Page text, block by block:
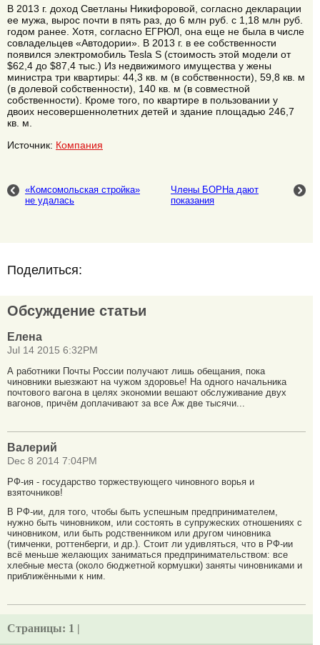
В 2013 г. доход Светланы Никифоровой, согласно декларации
ее мужа, вырос почти в пять раз, до 6 млн руб. с 1,18 млн руб.
годом ранее. Хотя, согласно ЕГРЮЛ, она еще не была в числе
совладельцев «Автодории». В 2013 г. в ее собственности
появился электромобиль Tesla S (стоимость этой модели от
$62,4 до $87,4 тыс.) Из недвижимого имущества у жены
министра три квартиры: 44,3 кв. м (в собственности), 59,8 кв. м
(в долевой собственности), 140 кв. м (в совместной
собственности). Кроме того, по квартире в пользовании у
двоих несовершеннолетних детей и здание площадью 246,7
кв. м.
Источник: Компания
«Комсомольская стройка»
не удалась
Члены БОРНа дают
показания
Поделиться:
Обсуждение статьи
Елена
Jul 14 2015 6:32PM
А работники Почты России получают лишь обещания, пока
чиновники выезжают на чужом здоровье! На одного начальника
почтового вагона в целях экономии вешают обслуживание двух
вагонов, причём доплачивают за все Аж две тысячи...
Валерий
Dec 8 2014 7:04PM
РФ-ия - государство торжествующего чиновного ворья и
взяточников!
В РФ-ии, для того, чтобы быть успешным предпринимателем,
нужно быть чиновником, или состоять в супружеских отношениях с
чиновником, или быть родственником или другом чиновника
(тимченки, роттенберги, и др.). Стоит ли удивляться, что в РФ-ии
всё меньше желающих заниматься предпринимательством: все
хлебные места (около бюджетной кормушки) заняты чиновниками и
приближёнными к ним.
Страницы: 1 |